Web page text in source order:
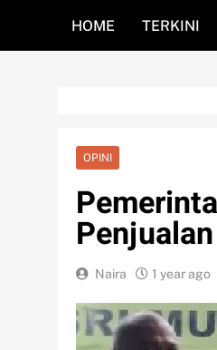
HOME TERKINI
OPINI
Naira 1 year ago